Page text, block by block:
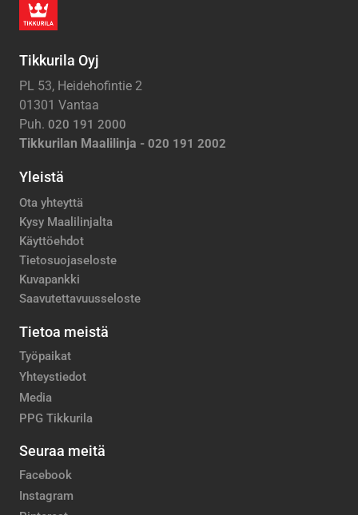
Tikkurila Oyj
PL 53, Heidehofintie 2
01301 Vantaa
Puh. 020 191 2000
Tikkurilan Maalilinja - 020 191 2002
Yleistä
Ota yhteyttä
Kysy Maalilinjalta
Käyttöehdot
Tietosuojaseloste
Kuvapankki
Saavutettavuusseloste
Tietoa meistä
Työpaikat
Yhteystiedot
Media
PPG Tikkurila
Seuraa meitä
Facebook
Instagram